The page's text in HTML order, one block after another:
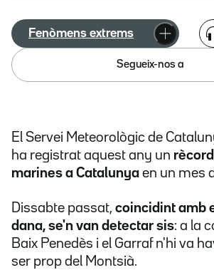
Fenòmens extrems
Segueix-nos a
El Servei Meteorològic de
ha registrat aquest any un
marines a Catalunya en un mes
Dissabte passat, coincidint amb
dana, se'n van detectar sis: a la
Baix Penedès i el Garraf n'hi va
ser prop del Montsià.